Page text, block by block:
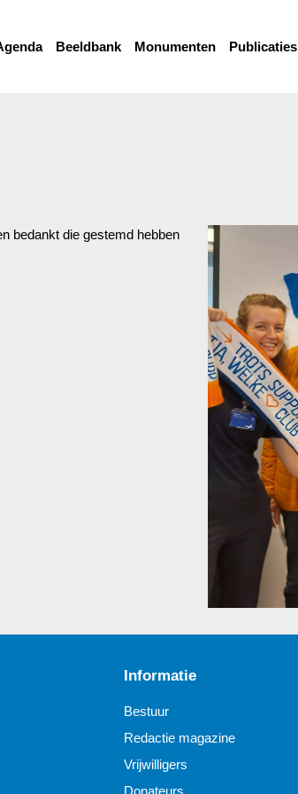
Beeldbank Monumenten Publicaties
bedankt die gestemd hebben
Informatie
Bestuur
Redactie magazine
Vrijwilligers